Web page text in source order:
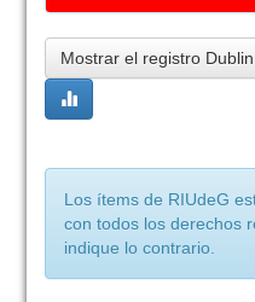
Mostrar el registro
Los ítems de RIUdeG
con todos los derechos
indique lo contrario.